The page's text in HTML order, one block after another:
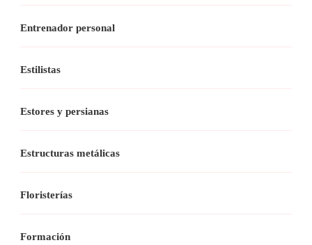
Entrenador personal
Estilistas
Estores y persianas
Estructuras metálicas
Floristerías
Formación